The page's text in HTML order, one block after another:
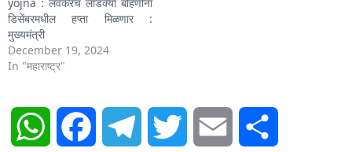
डिसेंबरमधील हप्ता मिळणार :
मुख्यमंत्री
December 19, 2024
In "महाराष्ट्र"
WhatsAppFacebook Telegram Twitter Email